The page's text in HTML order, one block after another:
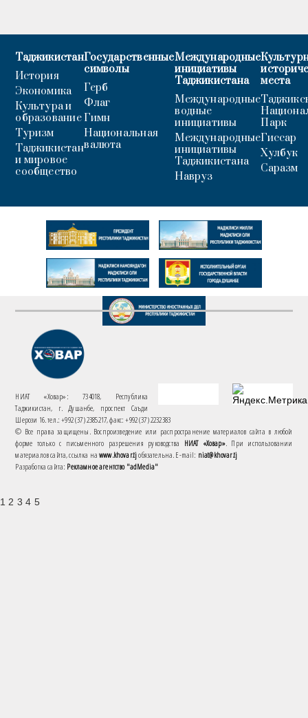
Таджикистан
История
Экономика
Культура и
образование
Туризм
Таджикистан
и мировое
сообщество
Государственные
символы
Герб
Флаг
Гимн
Национальная
валюта
Международные
инициативы
Таджикистана
Международные
водные
инициативы
Международные
инициативы
Таджикистана
Навруз
места
Парк
Гиссар
Хулбук
Саразм
НИАТ «Ховар»: 734018, Республика
Таджикистан, г. Душанбе, проспект Саъди
Шерози 16. тел.: +992 (37) 2385217, факс: +992 (37) 2232383
© Все права защищены. Воспроизведение или распространение материалов сайта в любой
форме только с письменного разрешения руководства НИАТ «Ховар». При использовании
материалов сайта, ссылка наwww.khovar.tjобязательна. E-mail: niat@khovar.tj
Разработка сайта: Рекламное агентство "adMedia"
1 2 3 4 5